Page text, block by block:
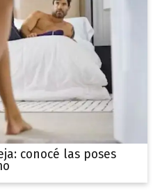
conocé las poses